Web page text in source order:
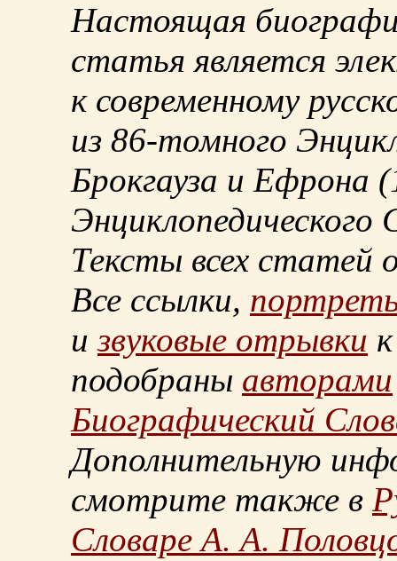
Настоящая
статья является
к современному
из 86-томного
Брокгауза и Ефрона
Энциклопедического
Тексты всех статей
Все ссылки,
извуковые отрывки
подобраны авторами
Биографический
Дополнительную
смотрите также в
Словаре А. А.